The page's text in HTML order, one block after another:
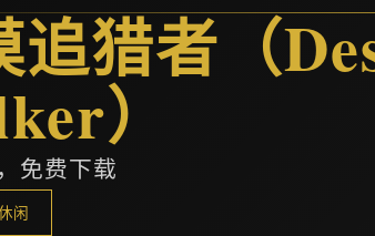
追猎者（
）
免费下载
闲